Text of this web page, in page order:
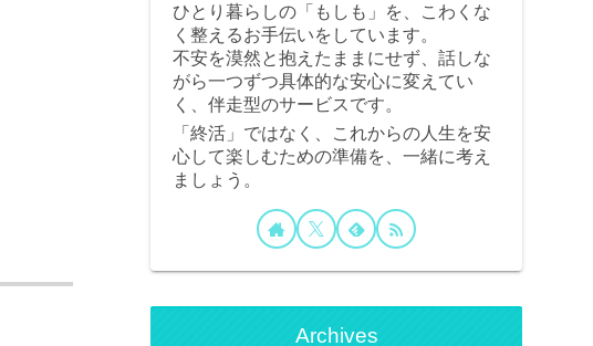
ひとり暮らしの「もしも」を、こわくな
く整えるお手伝いをしています。
不安を漠然と抱えたままにせず、話しな
がら一つずつ具体的な安心に変えてい
く、伴走型のサービスです。
「終活」ではなく、これからの人生を安
心して楽しむための準備を、一緒に考え
ましょう。
Archives